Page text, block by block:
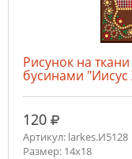
Рисунок на
бусинами "Иисус
120 руб.
Артикул: larkes.И5128
Размер: 14х18